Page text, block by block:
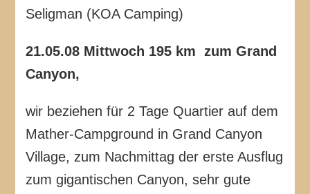
Seligman (KOA Camping)
21.05.08 Mittwoch 195 km zum Grand
Canyon,
wir beziehen für 2 Tage Quartier auf dem
Mather-Campground in Grand Canyon
Village, zum Nachmittag der erste Ausflug
zum gigantischen Canyon, sehr gute